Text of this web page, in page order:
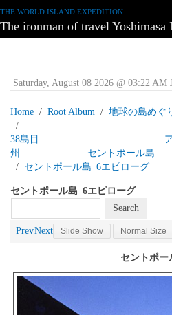
THE WORLD ISLAND EXPEDITION
The ironman of travel Yoshimasa
Saturday, August 08 2026 @ 03:22 AM
Home Root Album 地球の島めぐ
38島目 アメリカ合
州 セントポール島
セントポール島_6エピローグ
セントポール島_6エピローグ
PrevNext Slide Show Normal Size
セントポー